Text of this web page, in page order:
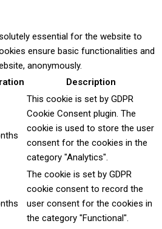
essential for the website to
ensure basic functionalities and
anonymously.
Description
This cookie is set by GDPR
Cookie Consent plugin. The
cookie is used to store the user
consent for the cookies in the
category "Analytics".
The cookie is set by GDPR
cookie consent to record the
user consent for the cookies in
the category "Functional".